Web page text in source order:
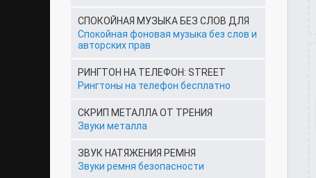
СПОКОЙНАЯ МУЗЫКА БЕЗ СЛОВ ДЛЯ
Спокойная фоновая музыка без слов и
авторских прав
РИНГТОН НА ТЕЛЕФОН: STREET
Рингтоны на телефон бесплатно
СКРИП МЕТАЛЛА ОТ ТРЕНИЯ
Звуки металла
ЗВУК НАТЯЖЕНИЯ РЕМНЯ
Звуки ремня безопасности